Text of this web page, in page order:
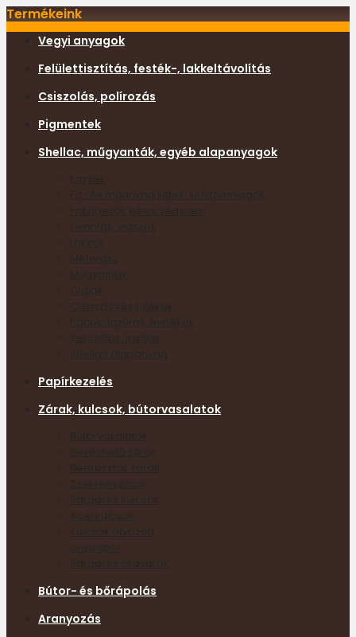
Termékeink
Vegyi anyagok
Felülettisztítás, festék-, lakkeltávolítás
Csiszolás, polírozás
Pigmentek
Shellac, műgyanták, egyéb alapanyagok
Enyvek
Fa- és műanyag kittek, kitöltőanyagok
Fakártevők elleni védelem
Gyanták, viaszok
Lakkok
Méhviasz
Műgyanták
Olajok
Olvasztókészülékek
Pácok, lazúrok, festékek
Retusálás, javítás
Papírkezelés
Zárak, kulcsok, bútorvasalatok
Bútorvasalatok
Bevéshető zárak
Beeresztős zárak
Szekrényzárak
Sárgaréz kulcsok
Acél kulcsok
Kulcsok ötvözött
Sárgaréz csavarok
Bútor- és bőrápolás
Aranyozás